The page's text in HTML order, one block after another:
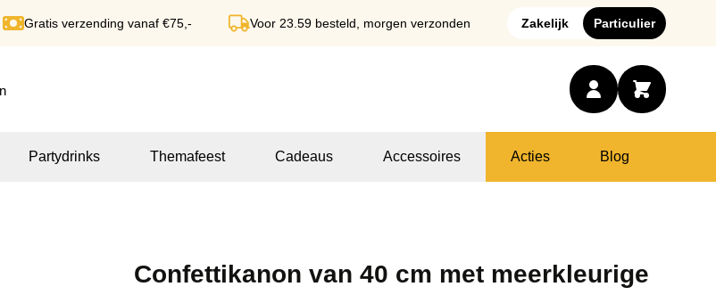
Gratis verzending vanaf €75,- Voor 23.59 besteld, morgen verzonden Zakelijk Particulier
Partydrinks Themafeest Cadeaus Accessoires Acties Blog
Confettikanon van 40 cm met meerkleurige